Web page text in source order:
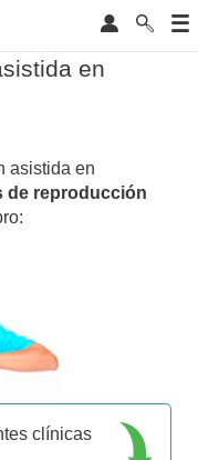
en
asistida en
de reproducción
clínicas